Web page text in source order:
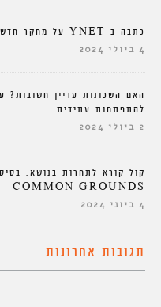
כתבה ב-YNET על מחקר חדש במעבדה העוסק בהצללה בעיר
4 ביולי 2024
האם השכונות עדיין חשובות?
להתפתחות עתידית
2 ביולי 2024
קול קורא לתחרות בנושא:
COMMON GROUNDS
4 ביוני 2024
תגובות אחרונות